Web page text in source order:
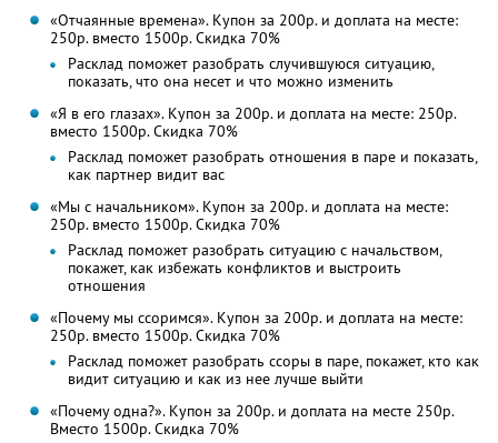
«Отчаянные времена». Купон за 200р. и доплата на месте:
250р. вместо 1500р. Скидка 70%
Расклад поможет разобрать случившуюся ситуацию,
показать, что она несет и что можно изменить
«Я в его глазах». Купон за 200р. и доплата на месте: 250р.
вместо 1500р. Скидка 70%
Расклад поможет разобрать отношения в паре и показать,
как партнер видит вас
«Мы с начальником». Купон за 200р. и доплата на месте:
250р. вместо 1500р. Скидка 70%
Расклад поможет разобрать ситуацию с начальством,
покажет, как избежать конфликтов и выстроить
отношения
«Почему мы ссоримся». Купон за 200р. и доплата на месте:
250р. вместо 1500р. Скидка 70%
Расклад поможет разобрать ссоры в паре, покажет, кто как
видит ситуацию и как из нее лучше выйти
«Почему одна?». Купон за 200р. и доплата на месте 250р.
Вместо 1500р. Скидка 70%